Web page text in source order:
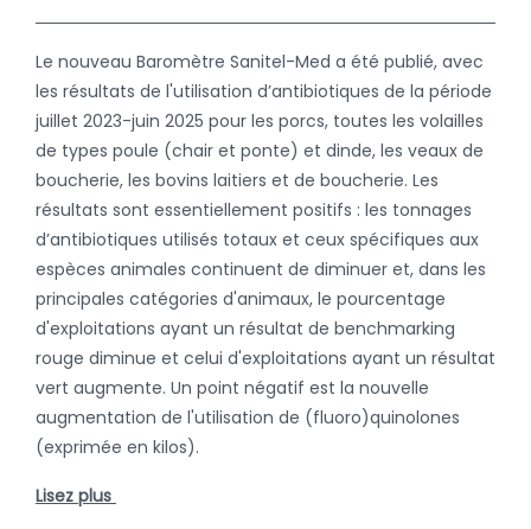
Le nouveau Baromètre Sanitel-Med a été publié, avec
les résultats de l'utilisation d’antibiotiques de la période
juillet 2023-juin 2025 pour les porcs, toutes les volailles
de types poule (chair et ponte) et dinde, les veaux de
boucherie, les bovins laitiers et de boucherie. Les
résultats sont essentiellement positifs : les tonnages
d’antibiotiques utilisés totaux et ceux spécifiques aux
espèces animales continuent de diminuer et, dans les
principales catégories d'animaux, le pourcentage
d'exploitations ayant un résultat de benchmarking
rouge diminue et celui d'exploitations ayant un résultat
vert augmente. Un point négatif est la nouvelle
augmentation de l'utilisation de (fluoro)quinolones
(exprimée en kilos).
Lisez plus